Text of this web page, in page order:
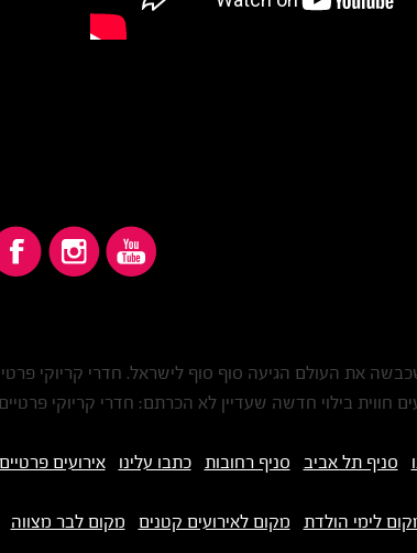
את העולם הגיעה סוף סוף לישראל. חדרי קריוקי
חווית בילוי חדשה שעדיין לא הכרתם: חדרי קריוקי
סניף תל אביב סניף רחובות כתבו עלינו אירועים פרטיים
לימי הולדת מקום לאירועים קטנים מקום לבר מצווה